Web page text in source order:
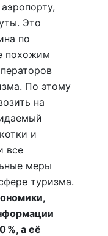
Это
по
похожим
По этому
на
и
все
меры
туризма.
%, а её